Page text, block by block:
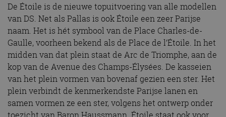
De Étoile is de nieuwe topuitvoering van alle modellen
van DS. Net als Pallas is ook Étoile een zeer Parijse
naam. Het is hét symbool van de Place Charles-de-
Gaulle, voorheen bekend als de Place de l’Étoile. In het
midden van dat plein staat de Arc de Triomphe, aan de
kop van de Avenue des Champs-Élysées. De kasseien
van het plein vormen van bovenaf gezien een ster. Het
plein verbindt de kenmerkendste Parijse lanen en
samen vormen ze een ster, volgens het ontwerp onder